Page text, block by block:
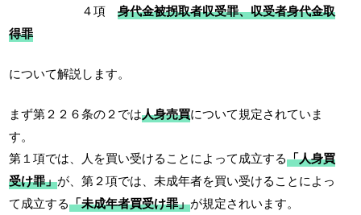
４項身代金被拐取者収受罪、収受者身代金取
得罪
について解説します。
まず第２２６条の２では人身売買について規定されていま
す。
第１項では、人を買い受けることによって成立する「人身買
受け罪」が、第２項では、未成年者を買い受けることによっ
て成立する「未成年者買受け罪」が規定されいます。